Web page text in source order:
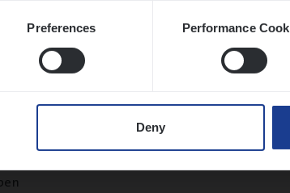
Preferences Performance
Deny
Bike